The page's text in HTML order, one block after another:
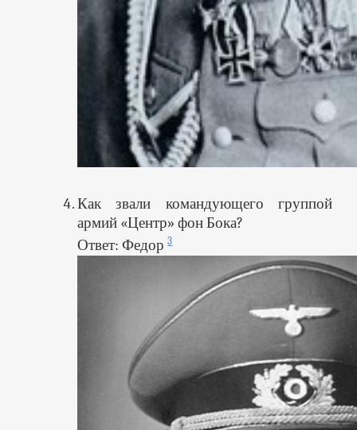
Как звали командующего группой
армий «Центр» фон Бока?
Ответ: Федор3